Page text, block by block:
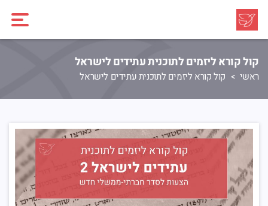
קול קורא ליזמים לתוכנית עתידים לישראל
ראשי קול קורא ליזמים לתוכנית עתידים לישראל